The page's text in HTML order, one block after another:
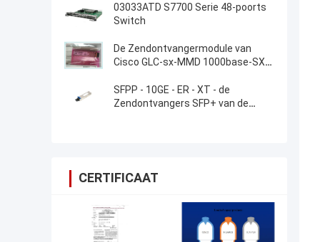
03033ATD S7700 Serie 48-poorts
Switch
De Zendontvangermodule van
Cisco GLC-sx-MMD 1000base-SX
SFPP - 10GE - ER - XT - de
Zendontvangers SFP+ van de
CERTIFICAAT